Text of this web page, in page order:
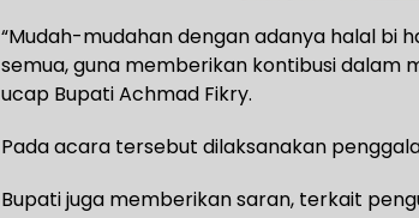
“Mudah-mudahan dengan adanya halal bi
semua, guna memberikan kontibusi dalam
ucap Bupati Achmad Fikry.
Pada acara tersebut dilaksanakan
Bupati juga memberikan saran, terkait